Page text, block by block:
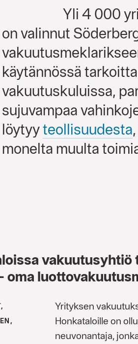
Yli 4 000
on valinnut
käytännössä
vakuutuskuluissa,
sujuvampaa
löytyyteollisuudesta,
monelta muulta
vakuutusyhtiö
oma
Yrityksen
Honkataloille on
neuvonantaja,